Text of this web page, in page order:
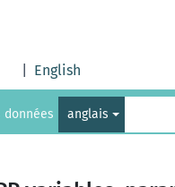
English
données anglais